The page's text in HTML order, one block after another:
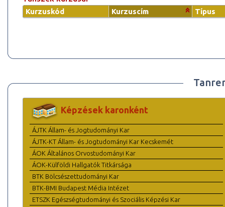
Kurzuskód Kurzuscím Típus
Képzések karonként
ÁJTK Állam- és Jogtudományi Kar
ÁJTK-KT Állam- és Jogtudományi Kar Kecskemét
ÁOK Általános Orvostudományi Kar
ÁOK-Külföldi Hallgatók Titkársága
BTK Bölcsészettudományi Kar
BTK-BMI Budapest Média Intézet
ETSZK Egészségtudományi és Szociális Képzési Kar